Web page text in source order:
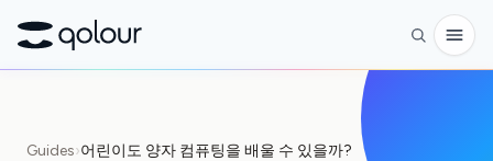
Guides›어린이도 양자 컴퓨팅을 배울 수 있을까?